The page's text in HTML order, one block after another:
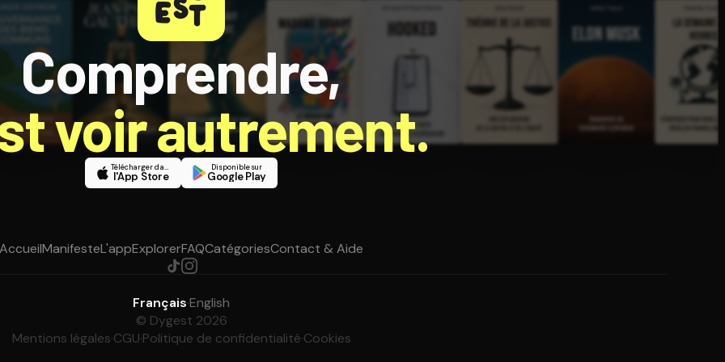
Comprendre,
voir autrement.
Télécharger dans
l'App Store
Disponible sur
Google Play
AccueilManifesteL'appExplorerFAQCatégoriesContact & Aide
Français·English
© Dygest 2026
Mentions légales·CGU·Politique de confidentialité·Cookies